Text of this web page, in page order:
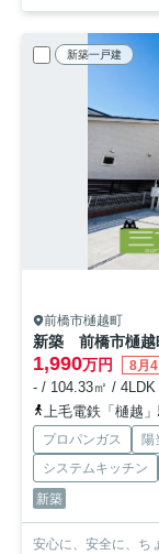
新築一戸建
前橋市樋越町
1,990万円 8月
- / 104.33㎡ /
上毛電鉄「樋越
プロパンガス 陽
システムキッチン
新築
安心に、安全に、ち